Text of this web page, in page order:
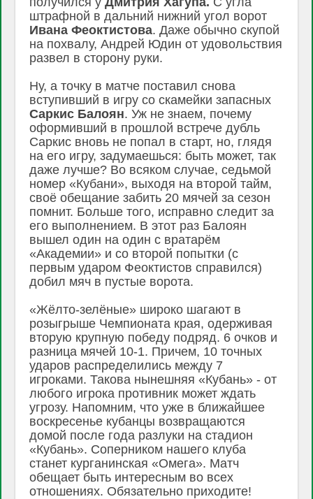
штрафной в дальний нижний угол ворот
Ивана Феоктистова. Даже обычно скупой
на похвалу, Андрей Юдин от удовольствия
развел в сторону руки.
Ну, а точку в матче поставил снова
вступивший в игру со скамейки запасных
Саркис Балоян. Уж не знаем, почему
оформивший в прошлой встрече дубль
Саркис вновь не попал в старт, но, глядя
на его игру, задумаешься: быть может, так
даже лучше? Во всяком случае, седьмой
номер «Кубани», выходя на второй тайм,
своё обещание забить 20 мячей за сезон
помнит. Больше того, исправно следит за
его выполнением. В этот раз Балоян
вышел один на один с вратарём
«Академии» и со второй попытки (с
первым ударом Феоктистов справился)
добил мяч в пустые ворота.
«Жёлто-зелёные» широко шагают в
розыгрыше Чемпионата края, одерживая
вторую крупную победу подряд. 6 очков и
разница мячей 10-1. Причем, 10 точных
ударов распределились между 7
игроками. Такова нынешняя «Кубань» - от
любого игрока противник может ждать
угрозу. Напомним, что уже в ближайшее
воскресенье кубанцы возвращаются
домой после года разлуки на стадион
«Кубань». Соперником нашего клуба
станет курганинская «Омега». Матч
обещает быть интересным во всех
отношениях. Обязательно приходите!